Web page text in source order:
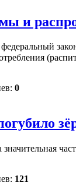
и
0
121